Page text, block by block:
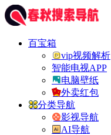
百宝箱
vip视频解析
智能电视APP
电脑壁纸
外卖红包
分类导航
影视导航
AI导航